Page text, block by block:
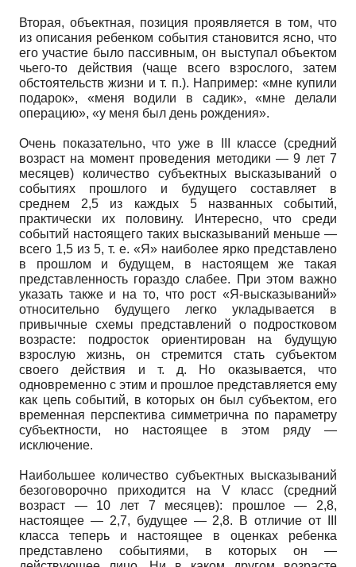
Вторая, объектная, позиция проявляется в том, что
из описания ребенком события становится ясно, что
его участие было пассивным, он выступал объектом
чьего-то действия (чаще всего взрослого, затем
обстоятельств жизни и т. п.). Например: «мне купили
подарок», «меня водили в садик», «мне делали
операцию», «у меня был день рождения».
Очень показательно, что уже в III классе (средний
возраст на момент проведения методики — 9 лет 7
месяцев) количество субъектных высказываний о
событиях прошлого и будущего составляет в
среднем 2,5 из каждых 5 названных событий,
практически их половину. Интересно, что среди
событий настоящего таких высказываний меньше —
всего 1,5 из 5, т. е. «Я» наиболее ярко представлено
в прошлом и будущем, в настоящем же такая
представленность гораздо слабее. При этом важно
указать также и на то, что рост «Я-высказываний»
относительно будущего легко укладывается в
привычные схемы представлений о подростковом
возрасте: подросток ориентирован на будущую
взрослую жизнь, он стремится стать субъектом
своего действия и т. д. Но оказывается, что
одновременно с этим и прошлое представляется ему
как цепь событий, в которых он был субъектом, его
временная перспектива симметрична по параметру
субъектности, но настоящее в этом ряду —
исключение.
Наибольшее количество субъектных высказываний
безоговорочно приходится на V класс (средний
возраст — 10 лет 7 месяцев): прошлое — 2,8,
настоящее — 2,7, будущее — 2,8. В отличие от III
класса теперь и настоящее в оценках ребенка
представлено событиями, в которых он —